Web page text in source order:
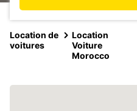
Location de
voitures
Location
Voiture
Morocco